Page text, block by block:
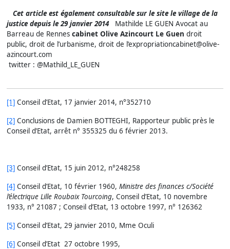
Cet article est également consultable sur le site le village de la
justice depuis le 29 janvier 2014
Mathilde LE GUEN Avocat au
Barreau de Rennescabinet Olive Azincourt Le Guendroit
public, droit de l’urbanisme, droit de l’expropriationcabinet@olive-
azincourt.com
twitter : @Mathild_LE_GUEN
[1] Conseil d’Etat, 17 janvier 2014, n°352710
[2] Conclusions de Damien BOTTEGHI, Rapporteur public près le
Conseil d’Etat, arrêt n° 355325 du 6 février 2013.
[3] Conseil d’Etat, 15 juin 2012, n°248258
[4] Conseil d’Etat, 10 février 1960,Ministre des finances c/Société
l’électrique Lille Roubaix Tourcoing, Conseil d’Etat, 10 novembre
1933, n° 21087 ; Conseil d’Etat, 13 octobre 1997, n° 126362
[5] Conseil d’Etat, 29 janvier 2010, Mme Oculi
[6] Conseil d’Etat 27 octobre 1995,